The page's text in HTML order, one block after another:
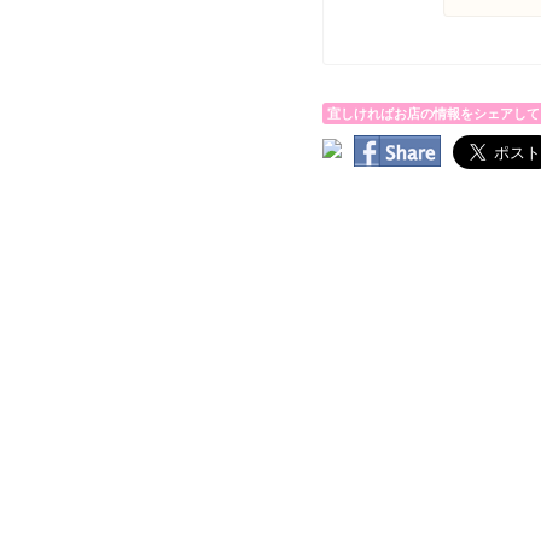
宜しければお店の情報をシェアし